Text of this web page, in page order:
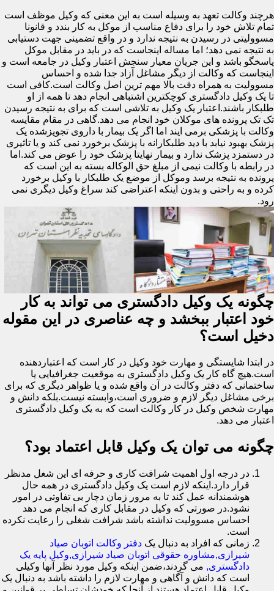
هرچند وکالت تعهد به وسیله است به این معنی که وکیل موظف است
تمام تلاش خود را برای دفاع مناسب از موکل به کار بندد و قانونا
مسوولیتی در رسیدن به نتیجه ندارد و در واقع تضمینی جهت دستیابی
به نتیجه نمی دهد؛ اما مساله اینجاست که در باید در مقابل موکل
پاسخگو باشد و این جریان معیار سنجش اعتبار وکیل در جامعه است و
اینجاست که وکالت از دیگر مشاغل آزاد جدا شده و احساس
مسوولیت به همراه دقت بالا مهم ترین اصل وکالت است.کافی است
تا یک وکیل دادگستری کوچکترین اشتباهی انجام دهد تا همه از او
طلبکار باشند.اعتبار یک وکیل به تلاشی است که برای به نتیجه رسیدن
تک تک پرونده های موکلان خود انجام می دهد.گاهی در مقام مقایسه
وکالت با پزشکی برمی ایند اما اگر یک بیمار با داروی تجویزشده یک
پزشک بهبود نیابد با دید طلبکارانه با پزشک برخورد نمی کند و یا تاثیری
در دستمزد پزشک ندارد و بیمار نهایتا پزشک خود را عوض می کند.اما
در رابطه با وکالت نیمی از مبلغ حق الوکاله بسته به این است که
پرونده به نتیجه برسد وموکل از موضع یک طلبکار با وکیل برخورد
کرده و به راحتی و بدون اینکه اعتراضی کند سراغ وکیل دیگری نمی
رود.
چگونه یک وکیل دادگستری می تواند به کار
خود اعتبار ببخشد و چه عناصری در این مقوله
دخیل است؟
در ابتدا شایستگی و مهارت خود وکیل در کار است که اعتباردهنده
است.هیچ گاه کار یک وکیل دادگستری به موقعیت جغرافیایی یا
ساختمانی که دفتر وکالت در آن واقع شده و یا ظواهر دیگری که برای
برخی مشاغل دیگر لازم و ضروری است،وابسته نیست.بلکه دانش و
مهارت شخص وکیل در کار وکالت است که به یک وکیل دادگستری
اعتبار می دهد.
چگونه می توان یک وکیل قابل اعتماد بود؟
در درجه اول اهمیت شرافت کاری و حرفه ای این شغل مدنظر
قرار دارد.اینکه لازم است یک وکیل دادگستری در همه حال
هوشمندانه عمل کند تا به مرور زمان دچار بی تفاوتی در امور
نشود.در صورتی که وکیل در مقابل کاری که انجام می دهد
احساس مسوولیت نداشته باشد شرافت شغلی را رعایت نکرده
است.
زمانی که افراد به دنبال یک دفتر وکالت اتوبان صیاد
شیرازی,مشاوره حقوقی اتوبان صیاد شیرازی,وکیل پایه یک
دادگستری, می گردند،ضمن اینکه وکیل مورد نظر آنها وکیلی
است که دانش و آگاهی و مهارت لازم را داشته باشد به دنبال یک